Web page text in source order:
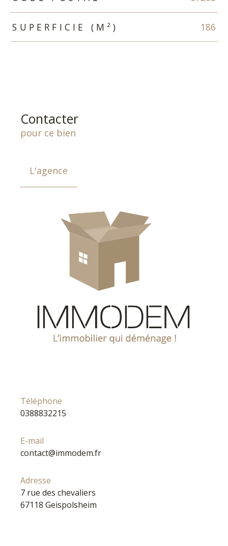
SUPERFICIE (M²) 186
Contacter
pour ce bien
L'agence
Téléphone
0388832215
E-mail
contact@immodem.fr
Adresse
7 rue des chevaliers
67118 Geispolsheim